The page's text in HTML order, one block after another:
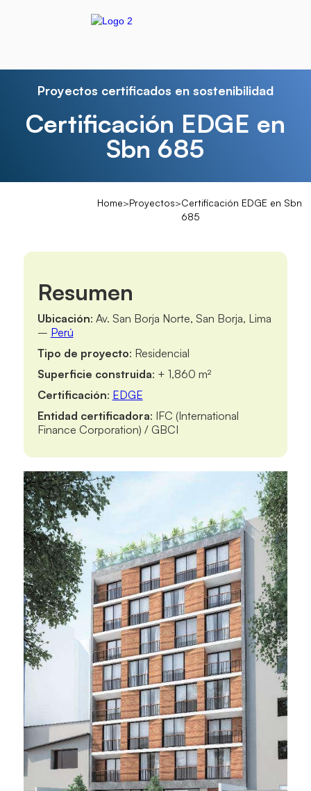
Proyectos certificados en sostenibilidad
Certificación EDGE en
Sbn 685
Home>Proyectos>Certificación EDGE en Sbn
685
Resumen
Ubicación: Av. San Borja Norte, San Borja, Lima
– Perú
Tipo de proyecto: Residencial
Superficie construida: + 1,860 m²
Certificación: EDGE
Entidad certificadora: IFC (International
Finance Corporation) / GBCI